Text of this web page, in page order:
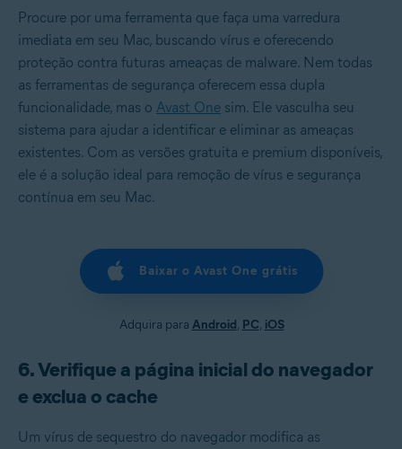
Procure por uma ferramenta que faça uma varredura
imediata em seu Mac, buscando vírus e oferecendo
proteção contra futuras ameaças de malware. Nem todas
as ferramentas de segurança oferecem essa dupla
funcionalidade, mas o Avast One sim. Ele vasculha seu
sistema para ajudar a identificar e eliminar as ameaças
existentes. Com as versões gratuita e premium disponíveis,
ele é a solução ideal para remoção de vírus e segurança
contínua em seu Mac.
Baixar o Avast One grátis
Adquira para Android, PC, iOS
6. Verifique a página inicial do navegador
e exclua o cache
Um vírus de sequestro do navegador modifica as